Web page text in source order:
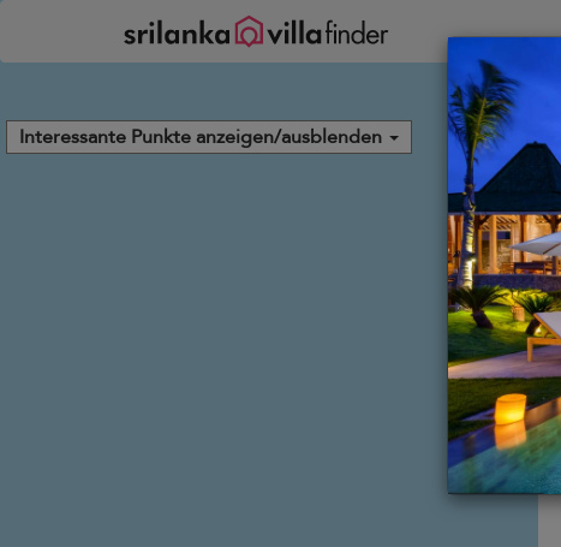
Interessante Punkte anzeigen/ausblenden
Cookie-Einstellungen